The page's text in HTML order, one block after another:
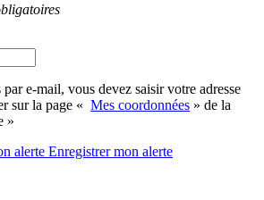
e-mail, vous devez saisir votre adresse
sur la page « Mes coordonnées » de la
»
alerte Enregistrermon alerte